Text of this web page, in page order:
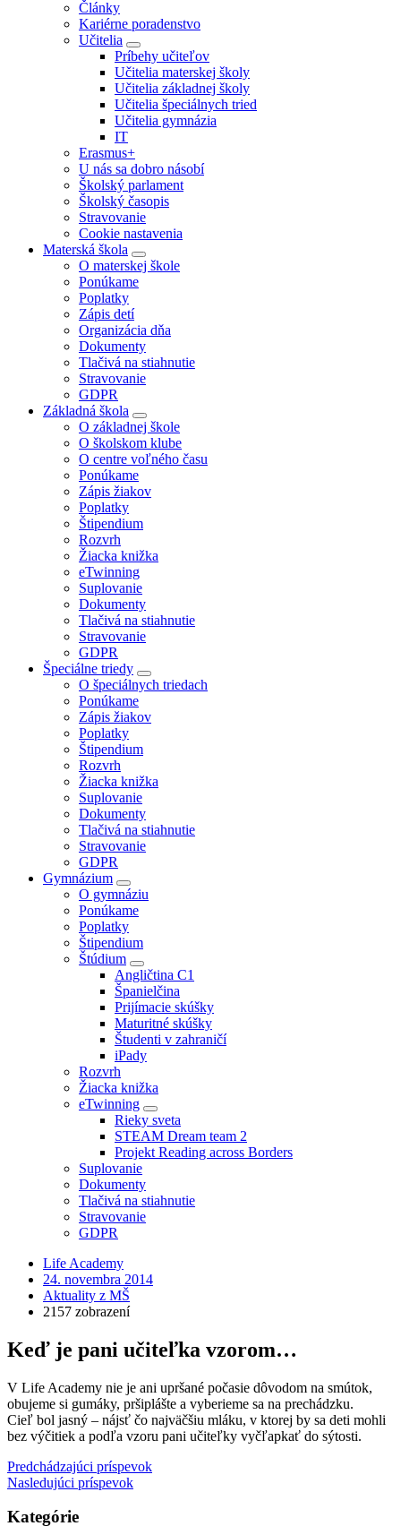
Články
Kariérne poradenstvo
Učitelia
Príbehy učiteľov
Učitelia materskej školy
Učitelia základnej školy
Učitelia špeciálnych tried
Učitelia gymnázia
IT
Erasmus+
U nás sa dobro násobí
Školský parlament
Školský časopis
Stravovanie
Cookie nastavenia
Materská škola
O materskej škole
Ponúkame
Poplatky
Zápis detí
Organizácia dňa
Dokumenty
Tlačivá na stiahnutie
Stravovanie
GDPR
Základná škola
O základnej škole
O školskom klube
O centre voľného času
Ponúkame
Zápis žiakov
Poplatky
Štipendium
Rozvrh
Žiacka knižka
eTwinning
Suplovanie
Dokumenty
Tlačivá na stiahnutie
Stravovanie
GDPR
Špeciálne triedy
O špeciálnych triedach
Ponúkame
Zápis žiakov
Poplatky
Štipendium
Rozvrh
Žiacka knižka
Suplovanie
Dokumenty
Tlačivá na stiahnutie
Stravovanie
GDPR
Gymnázium
O gymnáziu
Ponúkame
Poplatky
Štipendium
Štúdium
Angličtina C1
Španielčina
Prijímacie skúšky
Maturitné skúšky
Študenti v zahraničí
iPady
Rozvrh
Žiacka knižka
eTwinning
Rieky sveta
STEAM Dream team 2
Projekt Reading across Borders
Suplovanie
Dokumenty
Tlačivá na stiahnutie
Stravovanie
GDPR
Life Academy
24. novembra 2014
Aktuality z MŠ
2157 zobrazení
Keď je pani učiteľka vzorom…
V Life Academy nie je ani upršané počasie dôvodom na smútok,
obujeme si gumáky, pršiplášte a vyberieme sa na prechádzku.
Cieľ bol jasný – nájsť čo najväčšiu mláku, v ktorej by sa deti mohli
bez výčitiek a podľa vzoru pani učiteľky vyčľapkať do sýtosti.
Predchádzajúci príspevok
Nasledujúci príspevok
Kategórie